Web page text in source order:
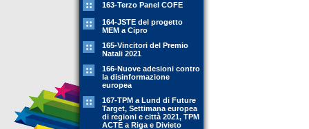
163-Terzo Panel COFE
164-JSTE del progetto
MEM a Cipro
165-Vincitori del Premio
Natali 2021
166-Nuove adesioni contro
la disinformazione
europea
167-TPM a Lund di Future
Target, Settimana europea
di regioni e città 2021, TPM
ACTE a Riga e Divieto